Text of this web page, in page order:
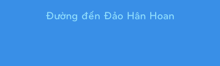
Đường đến Đảo Hân Hoan